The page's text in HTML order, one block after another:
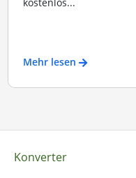
kostenlos...
Mehr lesen
Konverter